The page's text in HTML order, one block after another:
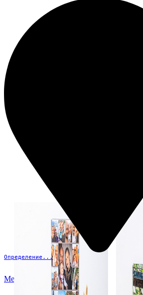
Определение...
Меню